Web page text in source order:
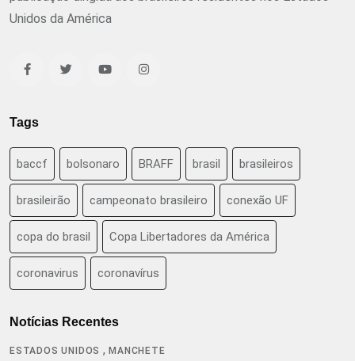
Unidos da América
Tags
baccf bolsonaro BRAFF brasil brasileiros
brasileirão campeonato brasileiro conexão UF
copa do brasil Copa Libertadores da América
coronavirus coronavírus
Notícias Recentes
ESTADOS UNIDOS ,MANCHETE